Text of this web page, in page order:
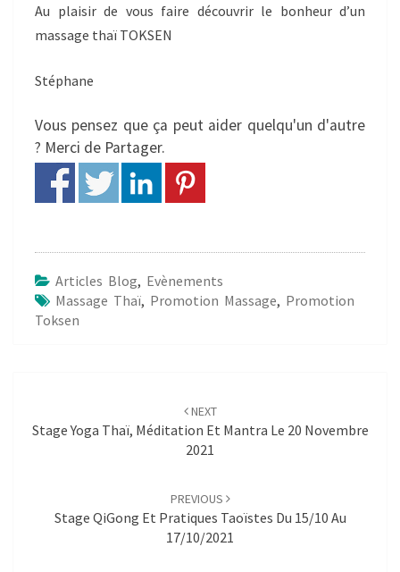
Au plaisir de vous faire découvrir le bonheur d’un
massage thaï TOKSEN
Stéphane
Vous pensez que ça peut aider quelqu'un d'autre
? Merci de Partager.
Articles Blog, Evènements
Massage Thaï, Promotion Massage, Promotion
Toksen
NEXT
Stage Yoga Thaï, Méditation Et Mantra Le 20 Novembre
2021
PREVIOUS
Stage QiGong Et Pratiques Taoïstes Du 15/10 Au
17/10/2021